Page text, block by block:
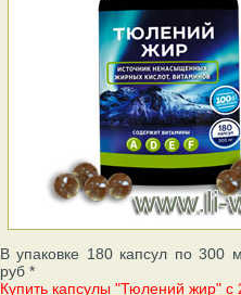
В упаковке 180 капсул по 300
руб *
Купить капсулы "Тюлений жир" с